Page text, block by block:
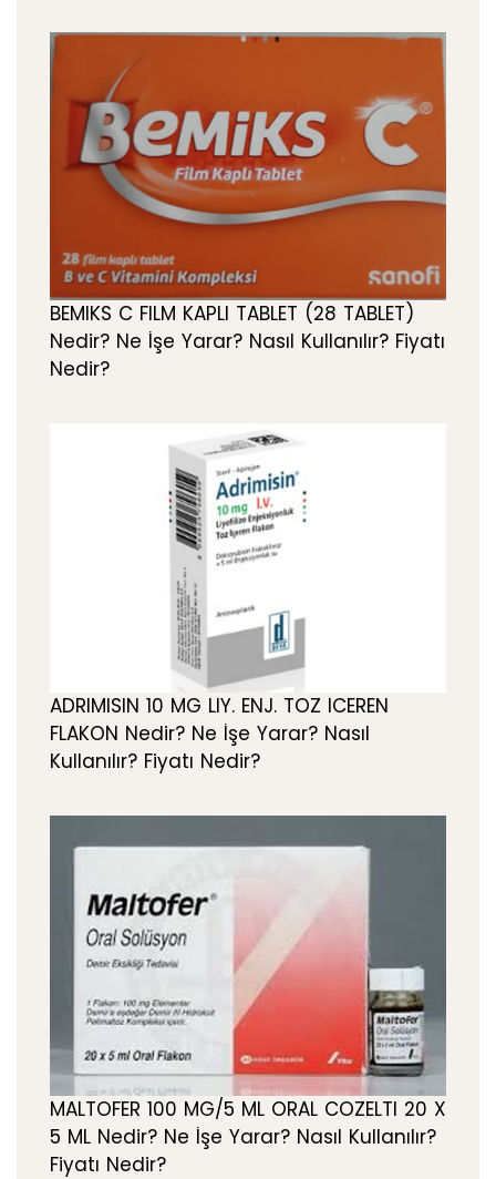
BEMIKS C FILM KAPLI TABLET (28 TABLET)
Nedir? Ne İşe Yarar? Nasıl Kullanılır? Fiyatı
Nedir?
ADRIMISIN 10 MG LIY. ENJ. TOZ ICEREN
FLAKON Nedir? Ne İşe Yarar? Nasıl
Kullanılır? Fiyatı Nedir?
MALTOFER 100 MG/5 ML ORAL COZELTI 20 X
5 ML Nedir? Ne İşe Yarar? Nasıl Kullanılır?
Fiyatı Nedir?